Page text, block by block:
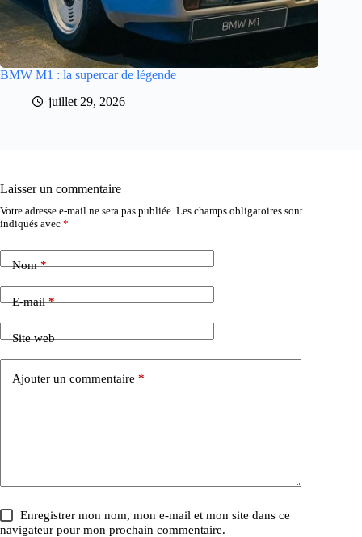
BMW M1 : la supercar de légende
juillet 29, 2026
Laisser un commentaire
Votre adresse e-mail ne sera pas publiée. Les champs obligatoires sont
indiqués avec *
Nom*
E-mail*
Site web
Ajouter un commentaire *
Enregistrer mon nom, mon e-mail et mon site dans ce
navigateur pour mon prochain commentaire.